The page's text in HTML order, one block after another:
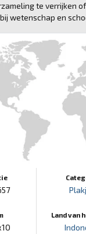
te verrijken
wetenschap en
Land van